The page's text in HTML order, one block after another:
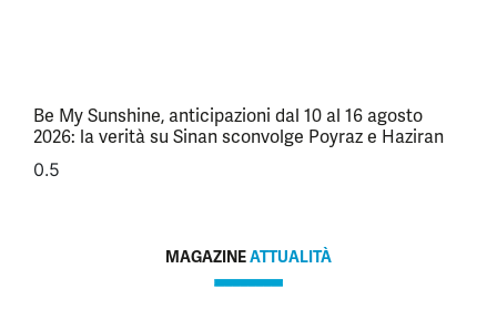
Be My Sunshine, anticipazioni dal 10 al 16 agosto
2026: la verità su Sinan sconvolge Poyraz e Haziran
MAGAZINEATTUALITÀ